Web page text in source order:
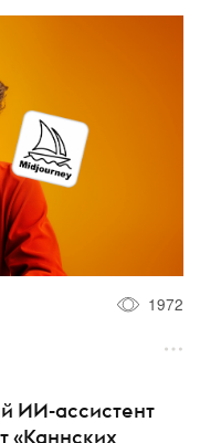
1972
ИИ-ассистент
«Каннских